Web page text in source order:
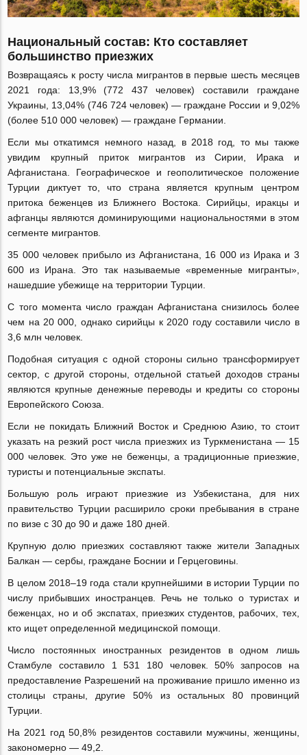
Национальный состав: Кто составляет
большинство приезжих
Возвращаясь к росту числа мигрантов в первые шесть месяцев
2021 года: 13,9% (772 437 человек) составили граждане
Украины, 13,04% (746 724 человек) — граждане России и 9,02%
(более 510 000 человек) — граждане Германии.
Если мы откатимся немного назад, в 2018 год, то мы также
увидим крупный приток мигрантов из Сирии, Ирака и
Афганистана. Географическое и геополитическое положение
Турции диктует то, что страна является крупным центром
притока беженцев из Ближнего Востока. Сирийцы, иракцы и
афганцы являются доминирующими национальностями в этом
сегменте мигрантов.
35 000 человек прибыло из Афганистана, 16 000 из Ирака и 3
600 из Ирана. Это так называемые «временные мигранты»,
нашедшие убежище на территории Турции.
С того момента число граждан Афганистана снизилось более
чем на 20 000, однако сирийцы к 2020 году составили число в
3,6 млн человек.
Подобная ситуация с одной стороны сильно трансформирует
сектор, с другой стороны, отдельной статьей доходов страны
являются крупные денежные переводы и кредиты со стороны
Европейского Союза.
Если не покидать Ближний Восток и Среднюю Азию, то стоит
указать на резкий рост числа приезжих из Туркменистана — 15
000 человек. Это уже не беженцы, а традиционные приезжие,
туристы и потенциальные экспаты.
Большую роль играют приезжие из Узбекистана, для них
правительство Турции расширило сроки пребывания в стране
по визе с 30 до 90 и даже 180 дней.
Крупную долю приезжих составляют также жители Западных
Балкан — сербы, граждане Боснии и Герцеговины.
В целом 2018–19 года стали крупнейшими в истории Турции по
числу прибывших иностранцев. Речь не только о туристах и
беженцах, но и об экспатах, приезжих студентов, рабочих, тех,
кто ищет определенной медицинской помощи.
Число постоянных иностранных резидентов в одном лишь
Стамбуле составило 1 531 180 человек. 50% запросов на
предоставление Разрешений на проживание пришло именно из
столицы страны, другие 50% из остальных 80 провинций
Турции.
На 2021 год 50,8% резидентов составили мужчины, женщины,
закономерно — 49,2.